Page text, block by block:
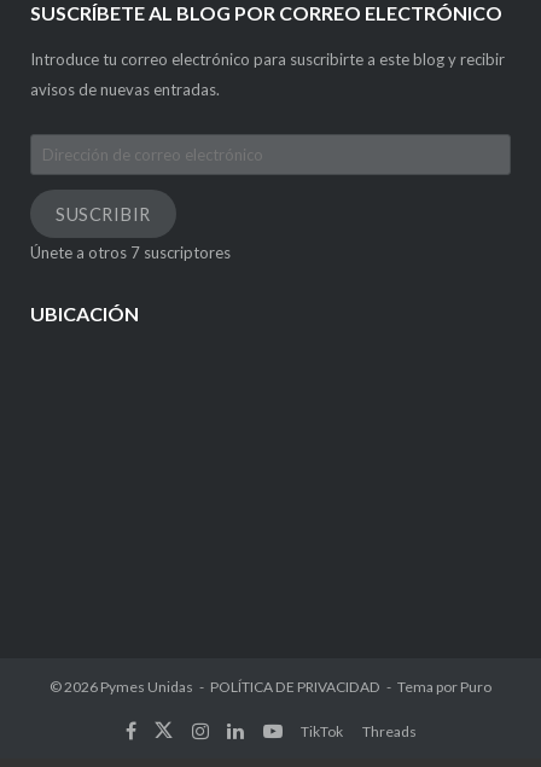
SUSCRÍBETE AL BLOG POR CORREO ELECTRÓNICO
Introduce tu correo electrónico para suscribirte a este blog y recibir
avisos de nuevas entradas.
Dirección
de
correo
electrónico
SUSCRIBIR
Únete a otros 7 suscriptores
UBICACIÓN
© 2026 Pymes Unidas POLÍTICA DE PRIVACIDAD Tema por Puro
TikTok Threads